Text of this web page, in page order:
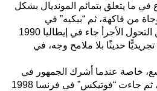
ما يتعلق بتمائم المونديال بشكل
من فاكهة، ثم “بيكيه” في
المكسيك 1986، الذي واصل هذا النهج بأسلوب مرح، لكن التحول الأجرأ جاء في إيطاليا 1990
حديثًا بلا ملامح وجه، في
خاصة عندما أشرك الجمهور في
اختيارها كما حدث في أمريكا 1994 مع الكلب “سترايكر”، ثم جاءت “فوتيكس” في فرنسا 1998